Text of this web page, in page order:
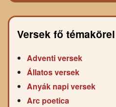
Versek fő témakörei
Adventi versek
Állatos versek
Anyák napi versek
Arc poetica